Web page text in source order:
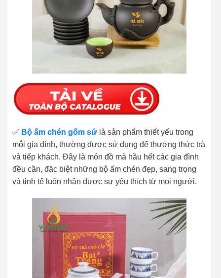
✅ Bộ ấm chén gốm sứ là sản phẩm thiết yếu trong
mỗi gia đình, thường được sử dụng để thưởng thức trà
và tiếp khách. Đây là món đồ mà hầu hết các gia đình
đều cần, đặc biệt những bộ ấm chén đẹp, sang trọng
và tinh tế luôn nhận được sự yêu thích từ mọi người.